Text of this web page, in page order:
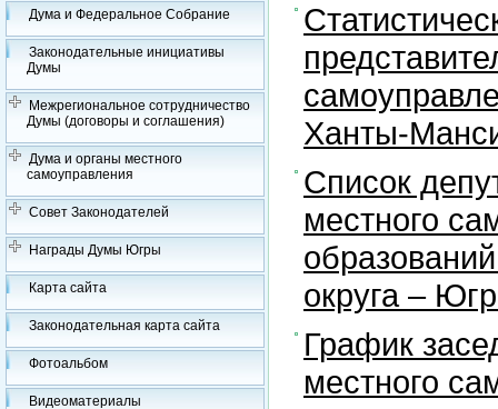
Дума и Федеральное Собрание
Законодательные инициативы
Думы
Межрегиональное сотрудничество
Думы (договоры и соглашения)
Дума и органы местного
самоуправления
Совет Законодателей
Награды Думы Югры
Карта сайта
Законодательная карта сайта
Фотоальбом
Видеоматериалы
Ханты-
Список
местного
округа –
График
местного